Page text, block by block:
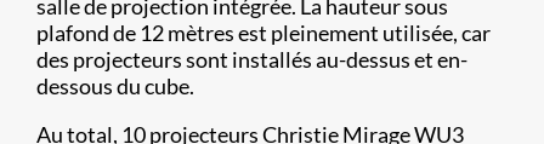
salle de projection intégrée. La hauteur sous
plafond de 12 mètres est pleinement utilisée, car
des projecteurs sont installés au-dessus et en-
dessous du cube.
Au total, 10 projecteurs Christie Mirage WU3